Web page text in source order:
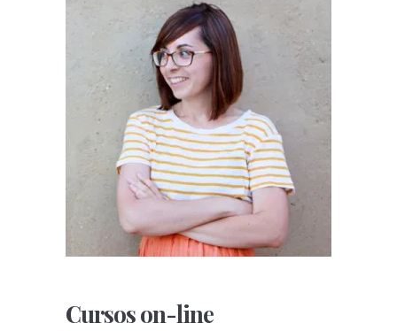
Cursos on-line